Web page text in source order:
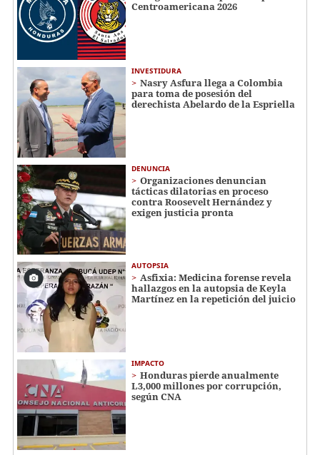
Centroamericana 2026
INVESTIDURA
Nasry Asfura llega a Colombia
para toma de posesión del
derechista Abelardo de la Espriella
DENUNCIA
Organizaciones denuncian
tácticas dilatorias en proceso
contra Roosevelt Hernández y
exigen justicia pronta
AUTOPSIA
Asfixia: Medicina forense revela
hallazgos en la autopsia de Keyla
Martínez en la repetición del juicio
IMPACTO
Honduras pierde anualmente
L3,000 millones por corrupción,
según CNA